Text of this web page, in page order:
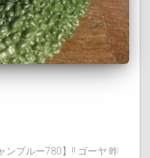
ンプルー780】!! ゴーヤ 昨